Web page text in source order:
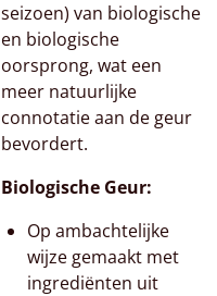
seizoen) van biologische
en biologische
oorsprong, wat een
meer natuurlijke
connotatie aan de geur
bevordert.
Biologische Geur:
Op ambachtelijke
wijze gemaakt met
ingrediënten uit